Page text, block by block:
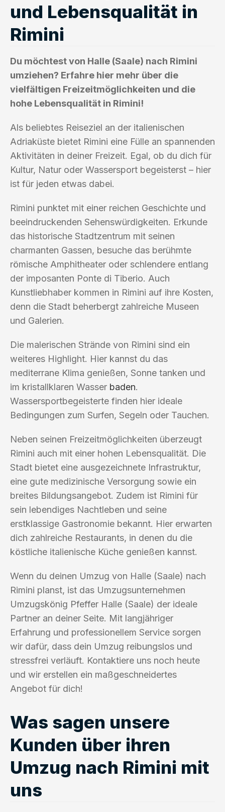
und Lebensqualität in
Rimini
Du möchtest von Halle (Saale) nach Rimini
umziehen? Erfahre hier mehr über die
vielfältigen Freizeitmöglichkeiten und die
hohe Lebensqualität in Rimini!
Als beliebtes Reiseziel an der italienischen
Adriaküste bietet Rimini eine Fülle an spannenden
Aktivitäten in deiner Freizeit. Egal, ob du dich für
Kultur, Natur oder Wassersport begeisterst – hier
ist für jeden etwas dabei.
Rimini punktet mit einer reichen Geschichte und
beeindruckenden Sehenswürdigkeiten. Erkunde
das historische Stadtzentrum mit seinen
charmanten Gassen, besuche das berühmte
römische Amphitheater oder schlendere entlang
der imposanten Ponte di Tiberio. Auch
Kunstliebhaber kommen in Rimini auf ihre Kosten,
denn die Stadt beherbergt zahlreiche Museen
und Galerien.
Die malerischen Strände von Rimini sind ein
weiteres Highlight. Hier kannst du das
mediterrane Klima genießen, Sonne tanken und
im kristallklaren Wasser baden.
Wassersportbegeisterte finden hier ideale
Bedingungen zum Surfen, Segeln oder Tauchen.
Neben seinen Freizeitmöglichkeiten überzeugt
Rimini auch mit einer hohen Lebensqualität. Die
Stadt bietet eine ausgezeichnete Infrastruktur,
eine gute medizinische Versorgung sowie ein
breites Bildungsangebot. Zudem ist Rimini für
sein lebendiges Nachtleben und seine
erstklassige Gastronomie bekannt. Hier erwarten
dich zahlreiche Restaurants, in denen du die
köstliche italienische Küche genießen kannst.
Wenn du deinen Umzug von Halle (Saale) nach
Rimini planst, ist das Umzugsunternehmen
Umzugskönig Pfeffer Halle (Saale) der ideale
Partner an deiner Seite. Mit langjähriger
Erfahrung und professionellem Service sorgen
wir dafür, dass dein Umzug reibungslos und
stressfrei verläuft. Kontaktiere uns noch heute
und wir erstellen ein maßgeschneidertes
Angebot für dich!
Was sagen unsere
Kunden über ihren
Umzug nach Rimini mit
uns